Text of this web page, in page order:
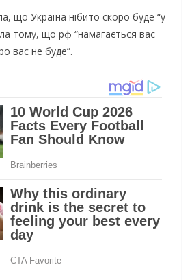
що Україна нібито скоро буде “у
тому, що рф “намагається вас
вас не буде”.